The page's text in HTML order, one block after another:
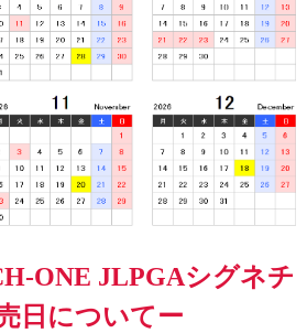
ONE JLPGAシグネチ
日についてー